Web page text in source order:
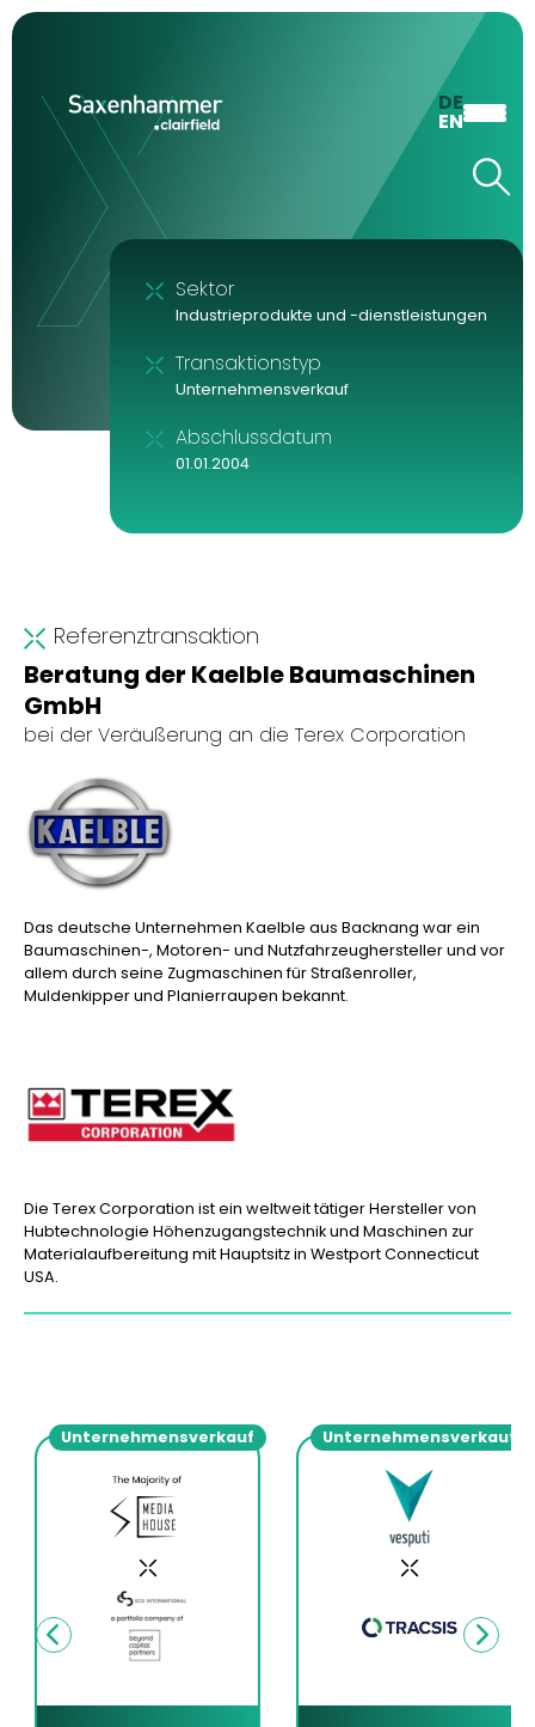
DE
EN
Referenztransaktion
Beratung der Kaelble Baumaschinen
GmbH
bei der Veräußerung an die Terex Corporation
Das deutsche Unternehmen Kaelble aus Backnang war ein
Baumaschinen-, Motoren- und Nutzfahrzeughersteller und vor
allem durch seine Zugmaschinen für Straßenroller,
Muldenkipper und Planierraupen bekannt.
Die Terex Corporation ist ein weltweit tätiger Hersteller von
Hubtechnologie Höhenzugangstechnik und Maschinen zur
Materialaufbereitung mit Hauptsitz in Westport Connecticut
USA.
Sektor
Industrieprodukte und -dienstleistungen
Transaktionstyp
Unternehmensverkauf
Abschlussdatum
01.01.2004
Unternehmensverkauf Unternehmensverkauf